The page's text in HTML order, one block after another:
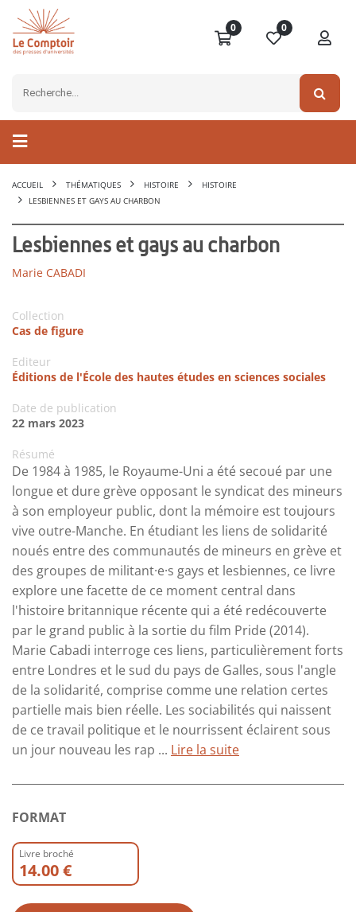
0 0
ACCUEIL THÉMATIQUES HISTOIRE
HISTOIRE
LESBIENNES ET GAYS AU CHARBON
Lesbiennes et gays au charbon
Marie CABADI
Collection
Cas de figure
Editeur
Éditions de l'École des hautes études en sciences sociales
Date de publication
22 mars 2023
Résumé
De 1984 à 1985, le Royaume-Uni a été secoué par une
longue et dure grève opposant le syndicat des mineurs
à son employeur public, dont la mémoire est toujours
vive outre-Manche. En étudiant les liens de solidarité
noués entre des communautés de mineurs en grève et
des groupes de militant·e·s gays et lesbiennes, ce livre
explore une facette de ce moment central dans
l'histoire britannique récente qui a été redécouverte
par le grand public à la sortie du film Pride (2014).
Marie Cabadi interroge ces liens, particulièrement forts
entre Londres et le sud du pays de Galles, sous l'angle
de la solidarité, comprise comme une relation certes
partielle mais bien réelle. Les sociabilités qui naissent
de ce travail politique et le nourrissent éclairent sous
un jour nouveau les rap ... Lire la suite
FORMAT
Livre broché
14.00 €